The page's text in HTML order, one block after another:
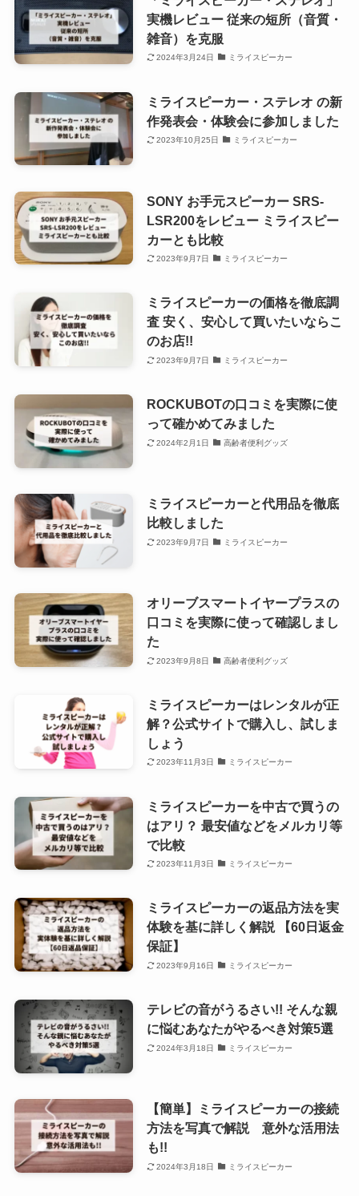
実機レビュー 従来の短所（音質・
雑音）を克服
2024年3月24日 ミライスピーカー
ミライスピーカー・ステレオ の新
作発表会・体験会に参加しました
2023年10月25日 ミライスピーカー
SONY お手元スピーカー SRS-
LSR200をレビュー ミライスピー
カーとも比較
2023年9月7日 ミライスピーカー
ミライスピーカーの価格を徹底調
査 安く、安心して買いたいならこ
のお店!!
2023年9月7日 ミライスピーカー
ROCKUBOTの口コミを実際に使
って確かめてみました
2024年2月1日 高齢者便利グッズ
ミライスピーカーと代用品を徹底
比較しました
2023年9月7日 ミライスピーカー
オリーブスマートイヤープラスの
口コミを実際に使って確認しまし
た
2023年9月8日 高齢者便利グッズ
ミライスピーカーはレンタルが正
解？公式サイトで購入し、試しま
しょう
2023年11月3日 ミライスピーカー
ミライスピーカーを中古で買うの
はアリ？ 最安値などをメルカリ等
で比較
2023年11月3日 ミライスピーカー
ミライスピーカーの返品方法を実
体験を基に詳しく解説 【60日返金
保証】
2023年9月16日 ミライスピーカー
テレビの音がうるさい!! そんな親
に悩むあなたがやるべき対策5選
2024年3月18日 ミライスピーカー
【簡単】ミライスピーカーの接続
方法を写真で解説 意外な活用法
も!!
2024年3月18日 ミライスピーカー